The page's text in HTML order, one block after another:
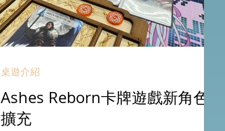
Ashes Reborn卡牌遊戲新角色
擴充
桌遊介紹